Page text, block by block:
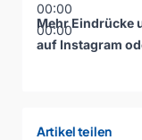
00:00
00:00
Mehr Eindrücke
auf Instagram
Artikel teilen